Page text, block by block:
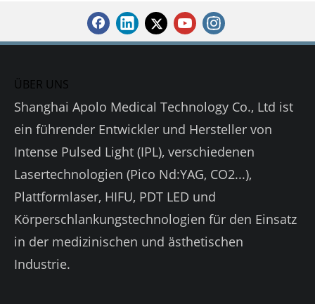
ÜBER UNS
Shanghai Apolo Medical Technology Co., Ltd ist
ein führender Entwickler und Hersteller von
Intense Pulsed Light (IPL), verschiedenen
Lasertechnologien (Pico Nd:YAG, CO2...),
Plattformlaser, HIFU, PDT LED und
Körperschlankungstechnologien für den Einsatz
in der medizinischen und ästhetischen
Industrie.